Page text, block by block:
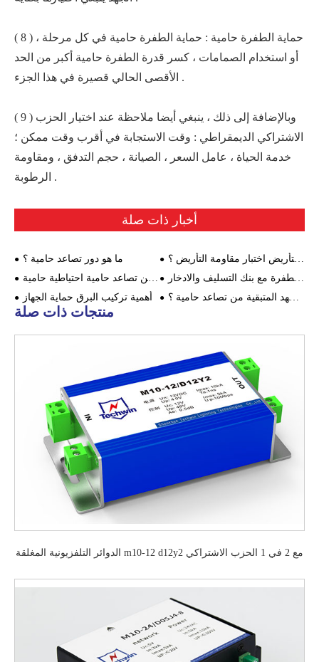
( 8 ) حماية الطفرة حامية : حماية الطفرة حامية في كل مرحلة ،
أو استخدام الصمامات ، كسر قدرة الطفرة حامية أكبر من الحد
الأقصى الحالي قصيرة في هذا الجزء .
( 9 ) وبالإضافة إلى ذلك ، ينبغي أيضا ملاحظة عند اختيار الحزب
الاشتراكي الديمقراطي : وقت الاستجابة في أقرب وقت ممكن ؛
خدمة الحياة ، عامل السعر ، الصيانة ، حجم التدفق ، ومقاومة
الرطوبة .
أخبار ذات صلة
ما هو دور تصاعد حامية ؟
ما هي متطلبات مقاومة التأريض اختبار مقاومة التأريض ؟
الفرق بين تصاعد حامية احتياطية حامية
كيفية استخدام حامي الطفرة مع بنك التسليف والادخار
أهمية تركيب البرق حماية الجهاز
ما هو الجهد المتبقية من تصاعد حامية ؟
منتجات ذات صلة
الدوائر التلفزيونية المغلقة m10-12 d12y2 مع 2 في 1 الحزب الاشتراكي